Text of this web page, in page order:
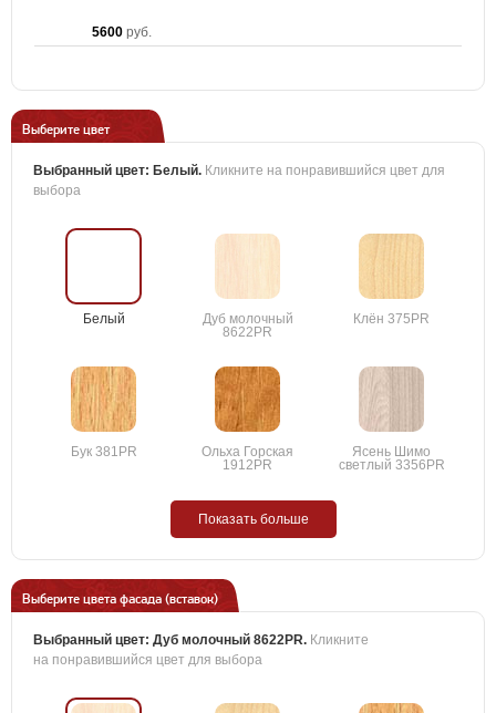
5600 руб.
Выберите цвет
Выбранный цвет: Белый. Кликните на понравившийся цвет для
выбора
Белый
Дуб молочный
8622PR
Клён 375PR
Бук 381PR
Ольха Горская
1912PR
Ясень Шимо
светлый 3356PR
Показать больше
Выберите цвета фасада (вставок)
Выбранный цвет: Дуб молочный 8622PR. Кликните
на понравившийся цвет для выбора